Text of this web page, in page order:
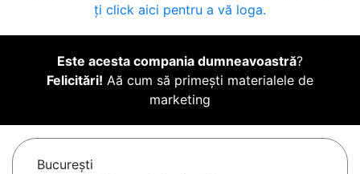
ți click aici pentru a vă loga.
Este acesta compania dumneavoastră?
Felicitări! Aă cum să primești materialele de
marketing
Bucureşti